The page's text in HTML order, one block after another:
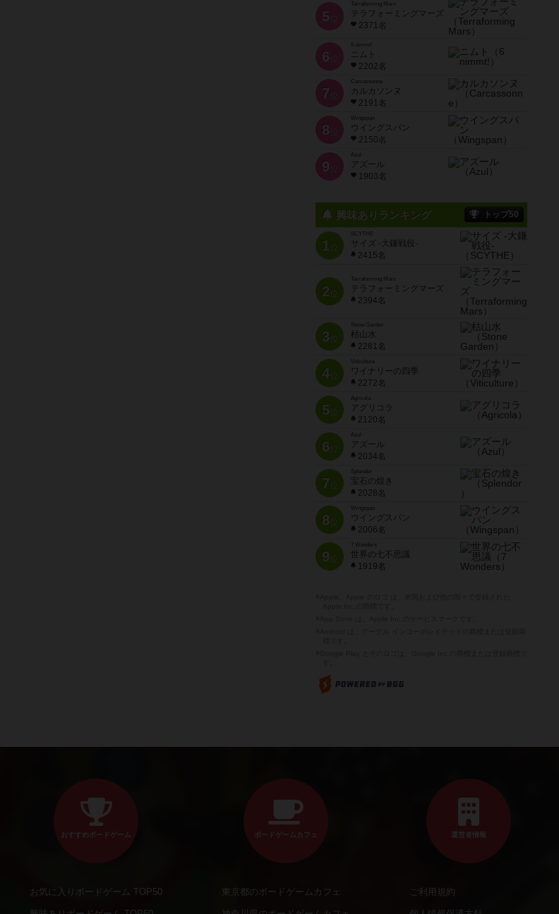
5 位
Terraforming Mars
テラフォーミングマーズ
2371名
6 位
ニムト
2202名
7 位
Carcassonne
カルカソンヌ
2191名
8 位
Wingspan
ウイングスパン
2150名
9 位
Azul
アズール
1903名
興味ありランキング トップ50
1位
SCYTHE
サイズ -大鎌戦役-
2415名
2位
Terraforming Mars
テラフォーミングマーズ
2394名
3位
Stone Garden
枯山水
2281名
4位
Viticulture
ワイナリーの四季
2272名
5位
Agricola
アグリコラ
2120名
6位
Azul
アズール
2034名
7位
宝石の煌き
2028名
8位
Wingspan
ウイングスパン
2006名
9位
7 Wonders
世界の七不思議
1919名
おすすめボードゲーム
お気に入りボードゲーム TOP50
ボードゲームカフェ
東京都のボードゲームカフェ
運営者情報
ご利用規約